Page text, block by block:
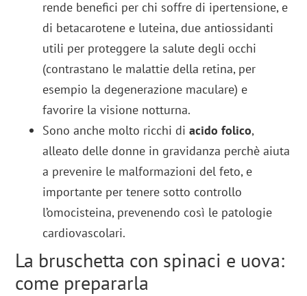
rende benefici per chi soffre di ipertensione, e
di betacarotene e luteina, due antiossidanti
utili per proteggere la salute degli occhi
(contrastano le malattie della retina, per
esempio la degenerazione maculare) e
favorire la visione notturna.
Sono anche molto ricchi diacido folico,
alleato delle donne in gravidanza perchè aiuta
a prevenire le malformazioni del feto, e
importante per tenere sotto controllo
l’omocisteina, prevenendo così le patologie
cardiovascolari.
La bruschetta con spinaci e uova:
come prepararla